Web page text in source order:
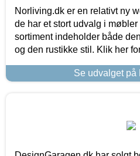
Norliving.dk er en relativt ny
de har et stort udvalg i
sortiment indeholder både
og den rustikke stil. Klik her
Se udvalget på